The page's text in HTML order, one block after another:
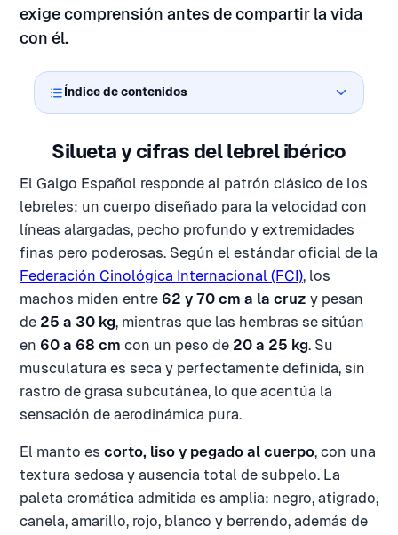
exige comprensión antes de compartir la vida
con él.
Índice de contenidos
Silueta y cifras del lebrel ibérico
El Galgo Español responde al patrón clásico de los
lebreles: un cuerpo diseñado para la velocidad con
líneas alargadas, pecho profundo y extremidades
finas pero poderosas. Según el estándar oficial de la
Federación Cinológica Internacional (FCI), los
machos miden entre 62 y 70 cm a la cruz y pesan
de 25 a 30 kg, mientras que las hembras se sitúan
en 60 a 68 cm con un peso de 20 a 25 kg. Su
musculatura es seca y perfectamente definida, sin
rastro de grasa subcutánea, lo que acentúa la
sensación de aerodinámica pura.
El manto es corto, liso y pegado al cuerpo, con una
textura sedosa y ausencia total de subpelo. La
paleta cromática admitida es amplia: negro, atigrado,
canela, amarillo, rojo, blanco y berrendo, además de